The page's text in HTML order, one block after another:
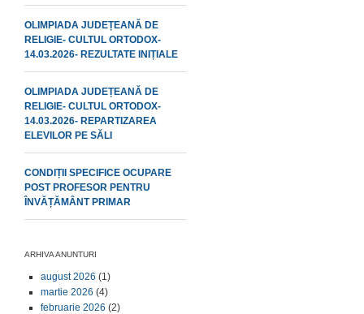
OLIMPIADA JUDEȚEANĂ DE
RELIGIE- CULTUL ORTODOX-
14.03.2026- REZULTATE INIȚIALE
OLIMPIADA JUDEȚEANĂ DE
RELIGIE- CULTUL ORTODOX-
14.03.2026- REPARTIZAREA
ELEVILOR PE SĂLI
CONDIȚII SPECIFICE OCUPARE
POST PROFESOR PENTRU
ÎNVĂȚĂMÂNT PRIMAR
ARHIVA ANUNTURI
august 2026 (1)
martie 2026 (4)
februarie 2026 (2)